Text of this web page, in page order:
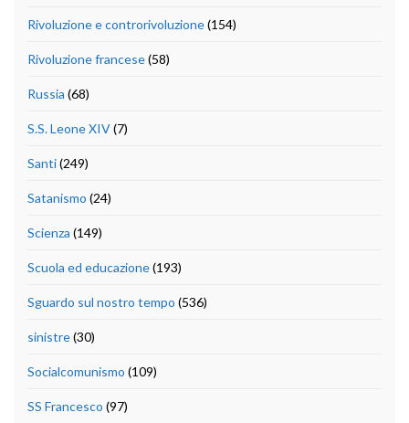
Rivoluzione e controrivoluzione(154)
Rivoluzione francese(58)
Russia (68)
S.S. Leone XIV(7)
Santi(249)
Satanismo (24)
Scienza (149)
Scuola ed educazione(193)
Sguardo sul nostro tempo (536)
sinistre(30)
Socialcomunismo (109)
SS Francesco (97)